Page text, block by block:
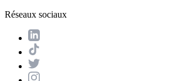
Réseaux sociaux